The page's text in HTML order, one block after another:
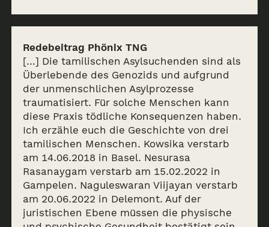
Redebeitrag Phönix TNG
[…] Die tamilischen Asylsuchenden sind als
Überlebende des Genozids und aufgrund
der unmenschlichen Asylprozesse
traumatisiert. Für solche Menschen kann
diese Praxis tödliche Konsequenzen haben.
Ich erzähle euch die Geschichte von drei
tamilischen Menschen. Kowsika verstarb
am 14.06.2018 in Basel. Nesurasa
Rasanaygam verstarb am 15.02.2022 in
Gampelen. Naguleswaran Viijayan verstarb
am 20.06.2022 in Delemont. Auf der
juristischen Ebene müssen die physische